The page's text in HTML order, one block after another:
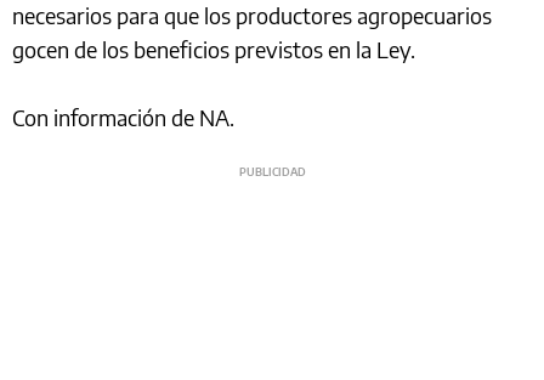
necesarios para que los productores agropecuarios
gocen de los beneficios previstos en la Ley.
Con información de NA.